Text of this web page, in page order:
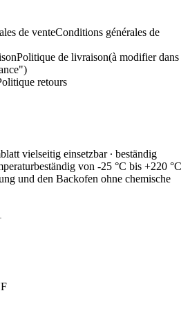
Conditions générales de
Politique de livraison(à modifier dans
retours
vielseitig einsetzbar ∙ beständig
von -25 °C bis +220 °C
und den Backofen ohne chemische